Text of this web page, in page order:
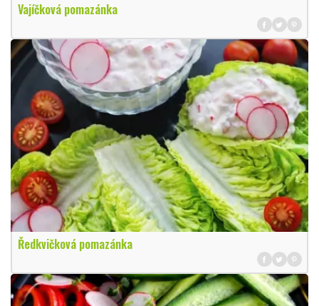
Vajíčková pomazánka
Ředkvičková pomazánka